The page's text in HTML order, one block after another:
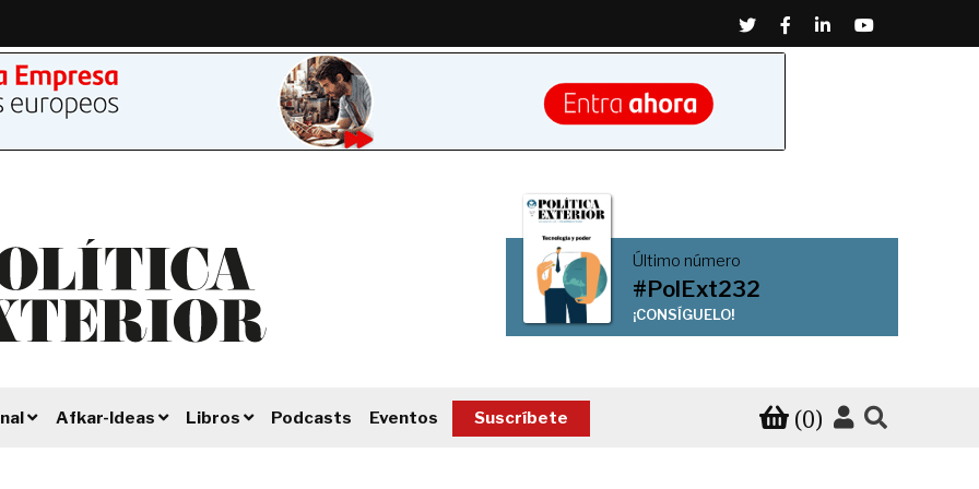
TwitterFacebook
LinkedinYoutube
Último número
#PolExt232
¡CONSÍGUELO!
Afkar-Ideas Libros Podcasts Eventos Suscríbete (0)